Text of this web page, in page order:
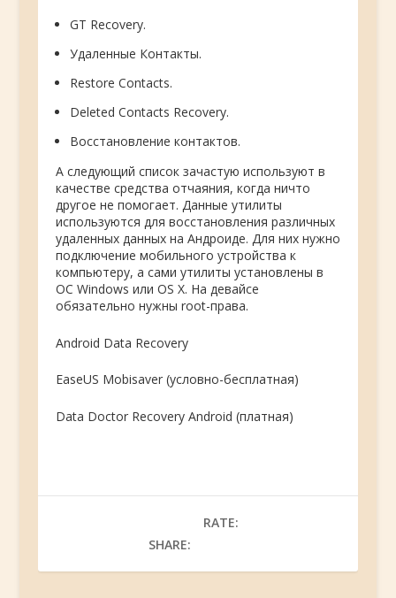
GT Recovery.
Удаленные Контакты.
Restore Contacts.
Deleted Contacts Recovery.
Восстановление контактов.
А следующий список зачастую используют в
качестве средства отчаяния, когда ничто
другое не помогает. Данные утилиты
используются для восстановления различных
удаленных данных на Андроиде. Для них нужно
подключение мобильного устройства к
компьютеру, а сами утилиты установлены в
ОС Windows или OS X. На девайсе
обязательно нужны root-права.
Android Data Recovery
EaseUS Mobisaver (условно-бесплатная)
Data Doctor Recovery Android (платная)
SHARE:
RATE: